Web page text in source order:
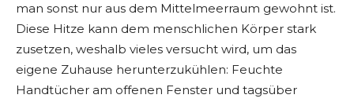
man sonst nur aus dem Mittelmeerraum gewohnt ist.
Diese Hitze kann dem menschlichen Körper stark
zusetzen, weshalb vieles versucht wird, um das
eigene Zuhause herunterzukühlen: Feuchte
Handtücher am offenen Fenster und tagsüber